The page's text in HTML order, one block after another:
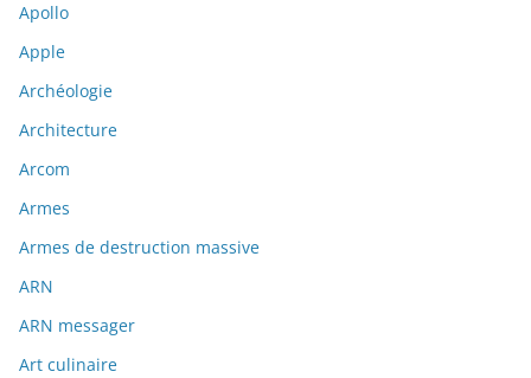
Apollo
Apple
Archéologie
Architecture
Arcom
Armes
Armes de destruction massive
ARN
ARN messager
Art culinaire